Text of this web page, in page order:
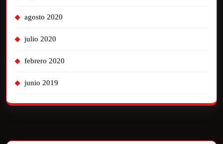
agosto 2020
julio 2020
febrero 2020
junio 2019